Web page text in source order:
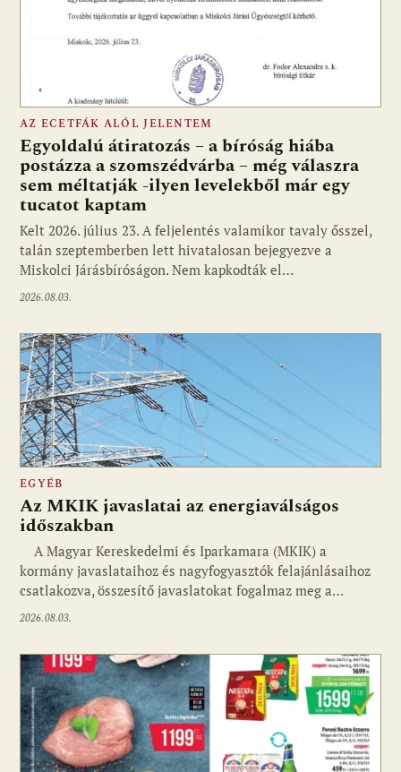
AZ ECETFÁK ALÓL JELENTEM
Egyoldalú átiratozás – a bíróság hiába
postázza a szomszédvárba – még válaszra
sem méltatják -ilyen levelekből már egy
tucatot kaptam
Kelt 2026. július 23. A feljelentés valamikor tavaly ősszel,
talán szeptemberben lett hivatalosan bejegyezve a
Miskolci Járásbíróságon. Nem kapkodták el…
2026.08.03.
EGYÉB
Az MKIK javaslatai az energiaválságos
időszakban
A Magyar Kereskedelmi és Iparkamara (MKIK) a
kormány javaslataihoz és nagyfogyasztók felajánlásaihoz
csatlakozva, összesítő javaslatokat fogalmaz meg a…
2026.08.03.